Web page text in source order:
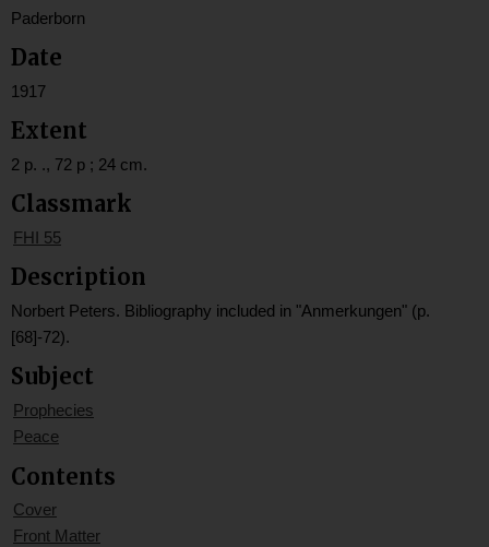
Paderborn
Date
1917
Extent
2 p. ., 72 p ; 24 cm.
Classmark
FHI 55
Description
Norbert Peters. Bibliography included in "Anmerkungen" (p.
[68]-72).
Subject
Prophecies
Peace
Contents
Cover
Front Matter